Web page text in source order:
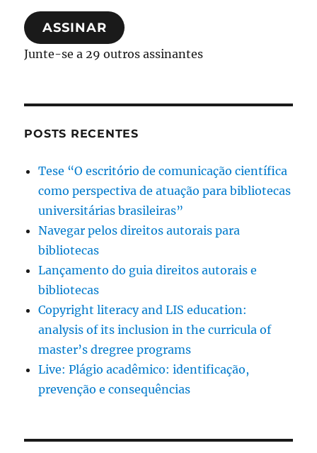
e-
mailASSINAR
Junte-se a 29 outros assinantes
POSTS RECENTES
Tese “O escritório de comunicação científica
como perspectiva de atuação para bibliotecas
universitárias brasileiras”
Navegar pelos direitos autorais para
bibliotecas
Lançamento do guia direitos autorais e
bibliotecas
Copyright literacy and LIS education:
analysis of its inclusion in the curricula of
master’s dregree programs
Live: Plágio acadêmico: identificação,
prevenção e consequências